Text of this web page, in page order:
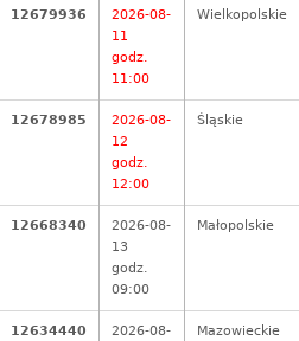
12679936
2026-08-
11
godz.
11:00
Wielkopolskie
12678985
2026-08-
12
godz.
12:00
Śląskie
12668340
2026-08-
13
godz.
09:00
Małopolskie
12634440
2026-08-
Mazowieckie